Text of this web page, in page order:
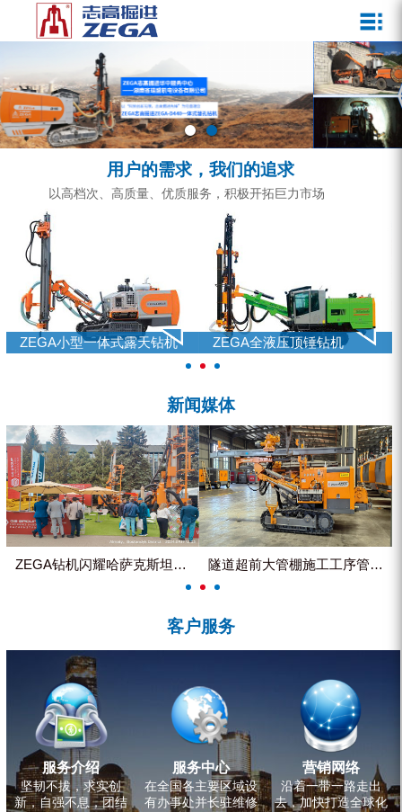
企业文化
发展历程
资质荣誉
宣传视频
公司新闻
行业动态
ZEGA一体式潜孔钻机
ZEGA地下掘进台车
ZEGA小型一体式露天钻机
ZEGA全液压顶锤钻机
锚固钻机系列
FY水井钻车系列
水井专用螺杆空压机
雾炮机
洗轮机
服务介绍
服务中心
营销网络
用户的需求，我们的追求
以高档次、高质量、优质服务，积极开拓巨力市场
ZEGA小型一体式露天钻机 ZEGA全液压顶锤钻机
新闻媒体
ZEGA钻机闪耀哈萨克斯坦国际... 隧道超前大管棚施工工序管理控制
客户服务
服务介绍
坚韧不拔，求实创
新，自强不息，团结
服务中心
在全国各主要区域设
有办事处并长驻维修
营销网络
沿着一带一路走出
去，加快打造全球化